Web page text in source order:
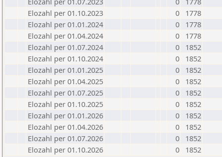
Elozahl per 01.10.2023
0
1778
Elozahl per 01.01.2024
0
1778
Elozahl per 01.04.2024
0
1778
Elozahl per 01.07.2024
0
1852
Elozahl per 01.10.2024
0
1852
Elozahl per 01.01.2025
0
1852
Elozahl per 01.04.2025
0
1852
Elozahl per 01.07.2025
0
1852
Elozahl per 01.10.2025
0
1852
Elozahl per 01.01.2026
0
1852
Elozahl per 01.04.2026
0
1852
Elozahl per 01.07.2026
0
1852
Elozahl per 01.10.2026
0 1852